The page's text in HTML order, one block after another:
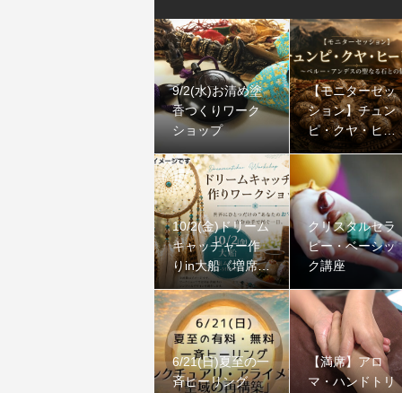
9/2(水)お清め塗
香つくりワーク
ショップ
【モニターセッ
ション】チュン
ピ・クヤ・ヒー
リング｜ペル
ー・アンデスの
聖なる石
10/2(金)ドリーム
キャッチャー作
りin大船《増席し
ました》
クリスタルセラ
ピー・ベーシッ
ク講座
6/21(日)夏至の一
斉ヒーリング
【満席】アロ
マ・ハンドトリ